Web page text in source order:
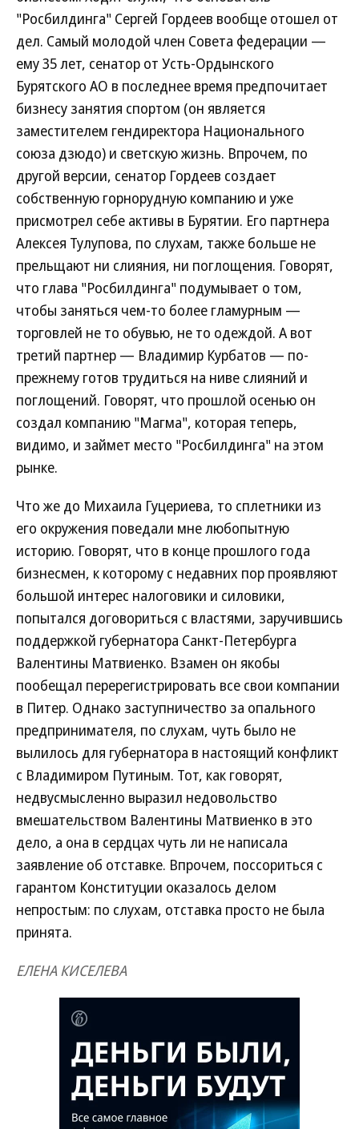
"Росбилдинга" Сергей Гордеев вообще отошел от
дел. Самый молодой член Совета федерации —
ему 35 лет, сенатор от Усть-Ордынского
Бурятского АО в последнее время предпочитает
бизнесу занятия спортом (он является
заместителем гендиректора Национального
союза дзюдо) и светскую жизнь. Впрочем, по
другой версии, сенатор Гордеев создает
собственную горнорудную компанию и уже
присмотрел себе активы в Бурятии. Его партнера
Алексея Тулупова, по слухам, также больше не
прельщают ни слияния, ни поглощения. Говорят,
что глава "Росбилдинга" подумывает о том,
чтобы заняться чем-то более гламурным —
торговлей не то обувью, не то одеждой. А вот
третий партнер — Владимир Курбатов — по-
прежнему готов трудиться на ниве слияний и
поглощений. Говорят, что прошлой осенью он
создал компанию "Магма", которая теперь,
видимо, и займет место "Росбилдинга" на этом
рынке.
Что же до Михаила Гуцериева, то сплетники из
его окружения поведали мне любопытную
историю. Говорят, что в конце прошлого года
бизнесмен, к которому с недавних пор проявляют
большой интерес налоговики и силовики,
попытался договориться с властями, заручившись
поддержкой губернатора Санкт-Петербурга
Валентины Матвиенко. Взамен он якобы
пообещал перерегистрировать все свои компании
в Питер. Однако заступничество за опального
предпринимателя, по слухам, чуть было не
вылилось для губернатора в настоящий конфликт
с Владимиром Путиным. Тот, как говорят,
недвусмысленно выразил недовольство
вмешательством Валентины Матвиенко в это
дело, а она в сердцах чуть ли не написала
заявление об отставке. Впрочем, поссориться с
гарантом Конституции оказалось делом
непростым: по слухам, отставка просто не была
принята.
ЕЛЕНА КИСЕЛЕВА